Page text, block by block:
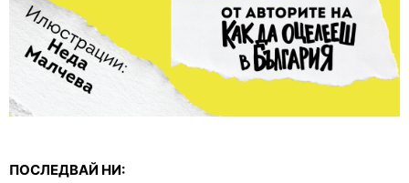
ПОСЛЕДВАЙ НИ: